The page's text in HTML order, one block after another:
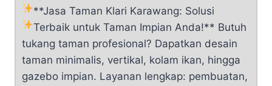
**Jasa Taman Klari Karawang: Solusi
Terbaik untuk Taman Impian Anda!** Butuh
tukang taman profesional? Dapatkan desain
taman minimalis, vertikal, kolam ikan, hingga
gazebo impian. Layanan lengkap: pembuatan,